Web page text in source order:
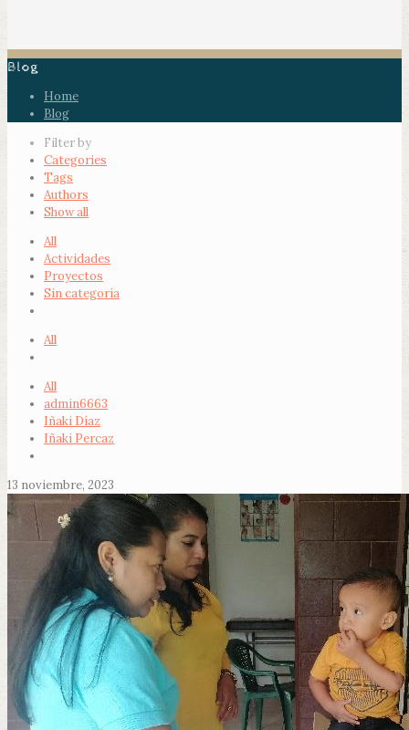
Blog
Home
Blog
Filter by
Categories
Tags
Authors
Show all
All
Actividades
Proyectos
Sin categoría
All
All
admin6663
Iñaki Díaz
Iñaki Percaz
13 noviembre, 2023